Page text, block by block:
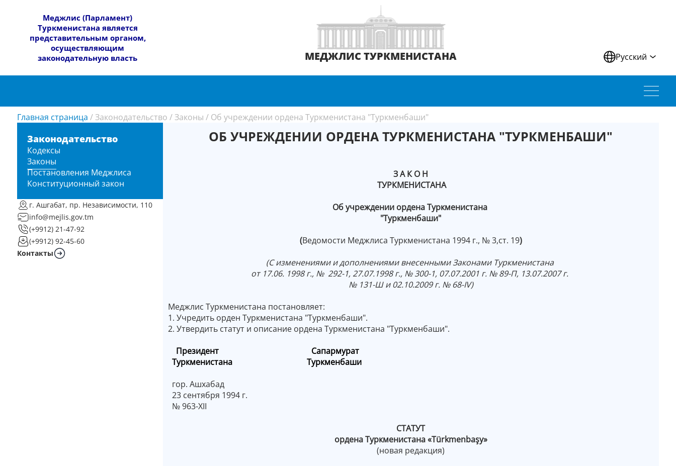
​Меджлис (Парламент)
Туркменистана является
представительным органом,
осуществляющим
законодательную власть
МЕДЖЛИС ТУРКМЕНИСТАНА Русский
Главная страница / Законодательство / Законы / Об учреждении ордена Туркменистана "Туркменбаши"
Законодательство
Кодексы
Законы
Постановления Меджлиса
Конституционный закон
г. Ашгабат, пр. Независимости, 110
info@mejlis.gov.tm
(+9912) 21-47-92
(+9912) 92-45-60
Контакты
ОБ УЧРЕЖДЕНИИ ОРДЕНА ТУРКМЕНИСТАНА "ТУРКМЕНБАШИ"
З А К О Н
ТУРКМЕНИСТАНА
Об учреждении ордена Туркменистана
"Туркменбаши"
(Ведомости Меджлиса Туркменистана 1994 г., № 3,ст. 19)
(С изменениями и дополнениями внесенными Законами Туркменистана
от 17.06. 1998 г., № 292-1, 27.07.1998 г., № 300-1, 07.07.2001 г. № 89-П, 13.07.2007 г.
№ 131-Ш и 02.10.2009 г. № 68-IV)
Меджлис Туркменистана постановляет:
1. Учредить орден Туркменистана "Туркменбаши".
2. Утвердить статут и описание ордена Туркменистана "Туркменбаши".
Президент Сапармурат
Туркменистана Туркменбаши
гор. Ашхабад
23 сентября 1994 г.
№ 963-XII
СТАТУТ
ордена Туркменистана «Türkmenbaşy»
(новая редакция)